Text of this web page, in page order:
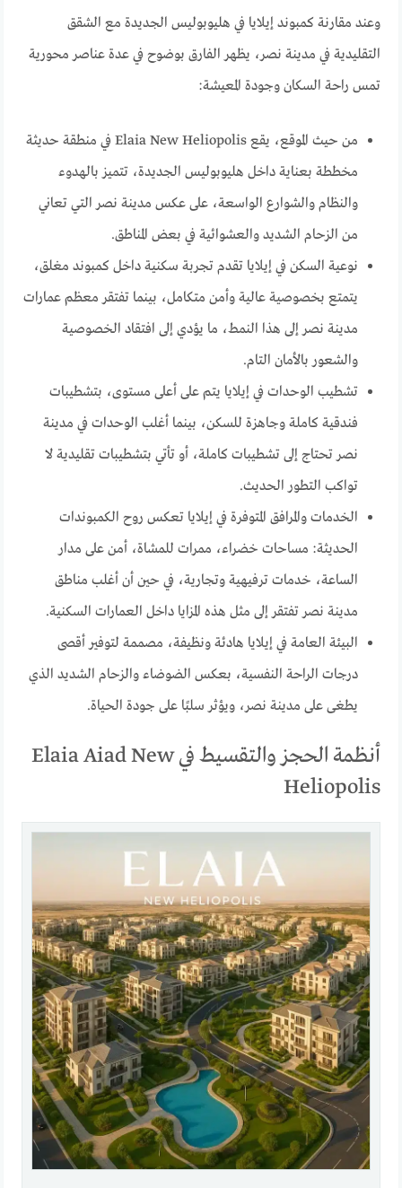
وعند مقارنة كمبوند إيلايا في هليوبوليس الجديدة مع الشقق
التقليدية في مدينة نصر، يظهر الفارق بوضوح في عدة عناصر محورية
تمس راحة السكان وجودة المعيشة:
من حيث الموقع، يقع Elaia New Heliopolis في منطقة حديثة
مخططة بعناية داخل هليوبوليس الجديدة، تتميز بالهدوء
والنظام والشوارع الواسعة، على عكس مدينة نصر التي تعاني
من الزحام الشديد والعشوائية في بعض المناطق.
نوعية السكن في إيلايا تقدم تجربة سكنية داخل كمبوند مغلق،
يتمتع بخصوصية عالية وأمن متكامل، بينما تفتقر معظم عمارات
مدينة نصر إلى هذا النمط، ما يؤدي إلى افتقاد الخصوصية
والشعور بالأمان التام.
تشطيب الوحدات في إيلايا يتم على أعلى مستوى، بتشطيبات
فندقية كاملة وجاهزة للسكن، بينما أغلب الوحدات في مدينة
نصر تحتاج إلى تشطيبات كاملة، أو تأتي بتشطيبات تقليدية لا
تواكب التطور الحديث.
الخدمات والمرافق المتوفرة في إيلايا تعكس روح الكمبوندات
الحديثة: مساحات خضراء، ممرات للمشاة، أمن على مدار
الساعة، خدمات ترفيهية وتجارية، في حين أن أغلب مناطق
مدينة نصر تفتقر إلى مثل هذه المزايا داخل العمارات السكنية.
البيئة العامة في إيلايا هادئة ونظيفة، مصممة لتوفير أقصى
درجات الراحة النفسية، بعكس الضوضاء والزحام الشديد الذي
يطغى على مدينة نصر، ويؤثر سلبًا على جودة الحياة.
أنظمة الحجز والتقسيط في Elaia Aiad New
Heliopolis